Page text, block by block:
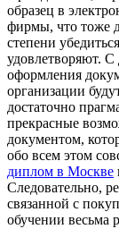
образец в
фирмы, что тоже
степени
удовлетворяют.
оформления
организации
достаточно
прекрасные
документом,
обо всем этом
диплом в Москве
Следовательно,
связанной с
обучении весьма